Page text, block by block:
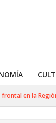
la Región de